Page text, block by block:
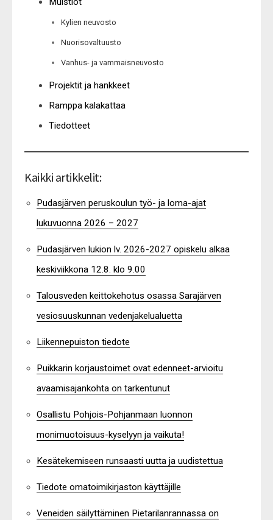
Kylien neuvosto
Nuorisovaltuusto
Vanhus- ja vammaisneuvosto
Projektit ja hankkeet
Ramppa kalakattaa
Tiedotteet
Kaikki artikkelit:
Pudasjärven peruskoulun työ- ja loma-ajat
lukuvuonna 2026 – 2027
Pudasjärven lukion lv. 2026-2027 opiskelu alkaa
keskiviikkona 12.8. klo 9.00
Talousveden keittokehotus osassa Sarajärven
vesiosuuskunnan vedenjakelualuetta
Liikennepuiston tiedote
Puikkarin korjaustoimet ovat edenneet-arvioitu
avaamisajankohta on tarkentunut
Osallistu Pohjois-Pohjanmaan luonnon
monimuotoisuus-kyselyyn ja vaikuta!
Kesätekemiseen runsaasti uutta ja uudistettua
Tiedote omatoimikirjaston käyttäjille
Veneiden säilyttäminen Pietarilanrannassa on